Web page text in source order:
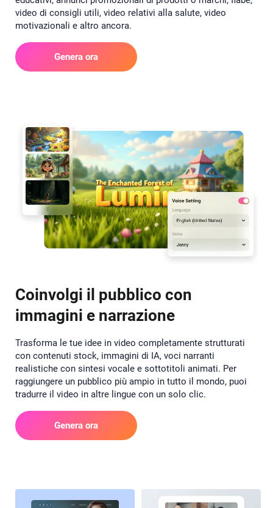
video di consigli utili, video relativi alla salute, video
motivazionali e altro ancora.
Genera ora
Coinvolgi il pubblico con
immagini e narrazione
Trasforma le tue idee in video completamente strutturati
con contenuti stock, immagini di IA, voci narranti
realistiche con sintesi vocale e sottotitoli animati. Per
raggiungere un pubblico più ampio in tutto il mondo, puoi
tradurre il video in altre lingue con un solo clic.
Genera ora